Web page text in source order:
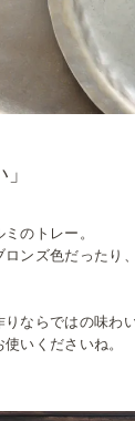
のトレー。
ンズ色だったり
ならではの味わい
いくださいね。